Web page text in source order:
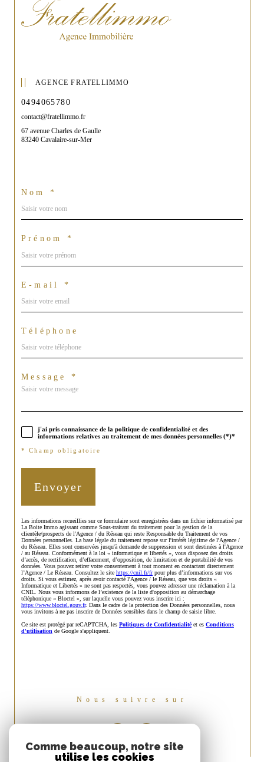
AGENCE FRATELLIMMO
0494065780
contact@fratellimmo.fr
67 avenue Charles de Gaulle
83240 Cavalaire-sur-Mer
Nom *
Prénom *
E-mail *
Téléphone
Message *
j'ai pris connaissance de la politique de confidentialité et des
informations relatives au traitement de mes données personnelles (*)*
* Champ obligatoire
Envoyer
Les informations recueillies sur ce formulaire sont enregistrées dans un fichier informatisé par
La Boite Immo agissant comme Sous-traitant du traitement pour la gestion de la
clientèle/prospects de l'Agence / du Réseau qui reste Responsable du Traitement de vos
Données personnelles. La base légale du traitement repose sur l'intérêt légitime de l'Agence /
du Réseau. Elles sont conservées jusqu'à demande de suppression et sont destinées à l'Agence
/ au Réseau. Conformément à la loi « informatique et libertés », vous disposez des droits
d’accès, de rectification, d’effacement, d’opposition, de limitation et de portabilité de vos
données. Vous pouvez retirer votre consentement à tout moment en contactant directement
l’Agence / Le Réseau. Consultez le site https://cnil.fr/frpour plus d’informations sur vos
droits. Si vous estimez, après avoir contacté l'Agence / le Réseau, que vos droits «
Informatique et Libertés » ne sont pas respectés, vous pouvez adresser une réclamation à la
CNIL. Nous vous informons de l’existence de la liste d'opposition au démarchage
téléphonique « Bloctel », sur laquelle vous pouvez vous inscrire ici :
https://www.bloctel.gouv.fr. Dans le cadre de la protection des Données personnelles, nous
vous invitons à ne pas inscrire de Données sensibles dans le champ de saisie libre.
Ce site est protégé par reCAPTCHA, les Politiques de Confidentialitéet es Conditions
d'utilisation de Google s'appliquent.
Nous suivre sur
Comme beaucoup, notre site
utilise les cookies